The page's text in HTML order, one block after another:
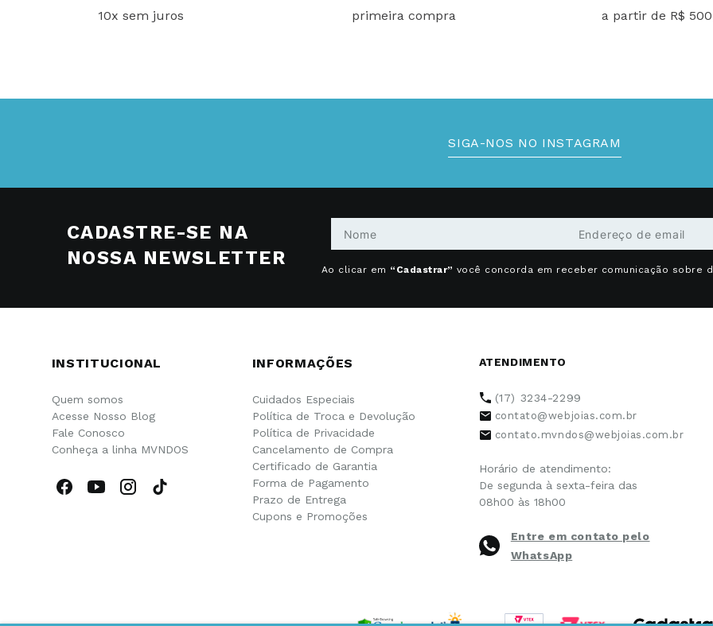
10x sem juros primeira compra a partir de R$
SIGA-NOS NO INSTAGRAM
CADASTRE-SE NA
NOSSA NEWSLETTER
Ao clicar em “Cadastrar” você concorda em receber comunicação sobre
INSTITUCIONAL
Quem somos
Acesse Nosso Blog
Fale Conosco
Conheça a linha MVNDOS
INFORMAÇÕES
Cuidados Especiais
Política de Troca e Devolução
Política de Privacidade
Cancelamento de Compra
Certificado de Garantia
Forma de Pagamento
Prazo de Entrega
Cupons e Promoções
ATENDIMENTO
(17) 3234-2299
contato@webjoias.com.br
contato.mvndos@webjoias.com.br
Horário de atendimento:
De segunda à sexta-feira das
08h00 às 18h00
Entre em contato pelo
WhatsApp